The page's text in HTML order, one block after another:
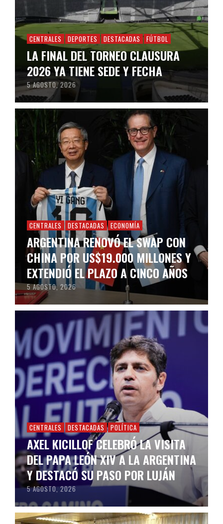
CENTRALES DEPORTES DESTACADAS FÚTBOL
LA FINAL DEL TORNEO CLAUSURA
2026 YA TIENE SEDE Y FECHA
5 AGOSTO, 2026
CENTRALES DESTACADAS ECONOMÍA
ARGENTINA RENOVÓ EL SWAP CON
CHINA POR US$19.000 MILLONES Y
EXTENDIÓ EL PLAZO A CINCO AÑOS
5 AGOSTO, 2026
CENTRALES DESTACADAS POLÍTICA
AXEL KICILLOF CELEBRÓ LA VISITA
DEL PAPA LEÓN XIV A LA ARGENTINA
Y DESTACÓ SU PASO POR LUJÁN
5 AGOSTO, 2026